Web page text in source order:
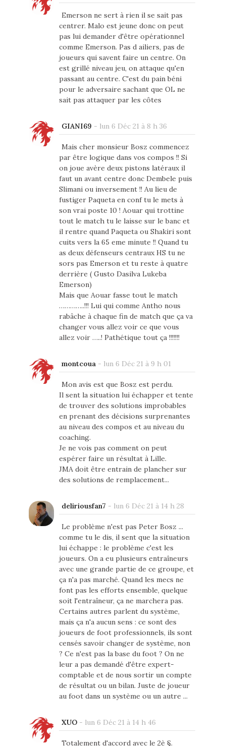
Emerson ne sert à rien il se sait pas
centrer. Malo est jeune donc on peut
pas lui demander d'être opérationnel
comme Emerson. Pas d ailiers, pas de
joueurs qui savent faire un centre. On
est grillé niveau jeu, on attaque qu'en
passant au centre. C'est du pain béni
pour le adversaire sachant que OL ne
sait pas attaquer par les côtes
GIANI69 - lun 6 Déc 21 à 8 h 36
Mais cher monsieur Bosz commencez
par être logique dans vos compos !! Si
on joue avère deux pistons latéraux il
faut un avant centre donc Dembele puis
Slimani ou inversement !! Au lieu de
fustiger Paqueta en conf tu le mets à
son vrai poste 10 ! Aouar qui trottine
tout le match tu le laisse sur le banc et
il rentre quand Paqueta ou Shakiri sont
cuits vers la 65 eme minute !! Quand tu
as deux défenseurs centraux HS tu ne
sors pas Emerson et tu reste à quatre
derrière ( Gusto Dasilva Lukeba
Emerson)
Mais que Aouar fasse tout le match
…………..!!! Lui qui comme Antho nous
rabâche à chaque fin de match que ça va
changer vous allez voir ce que vous
allez voir …..! Pathétique tout ça !!!!!!!
montcoua- lun 6 Déc 21 à 9 h 01
Mon avis est que Bosz est perdu.
Il sent la situation lui échapper et tente
de trouver des solutions improbables
en prenant des décisions surprenantes
au niveau des compos et au niveau du
coaching.
Je ne vois pas comment on peut
espérer faire un résultat à Lille.
JMA doit être entrain de plancher sur
des solutions de remplacement...
deliriousfan7 - lun 6 Déc 21 à 14 h 28
Le problème n'est pas Peter Bosz ...
comme tu le dis, il sent que la situation
lui échappe : le problème c'est les
joueurs. On a eu plusieurs entraîneurs
avec une grande partie de ce groupe, et
ça n'a pas marché. Quand les mecs ne
font pas les efforts ensemble, quelque
soit l'entraîneur, ça ne marchera pas.
Certains autres parlent du système,
mais ça n'a aucun sens : ce sont des
joueurs de foot professionnels, ils sont
censés savoir changer de système, non
? Ce n'est pas la base du foot ? On ne
leur a pas demandé d'être expert-
comptable et de nous sortir un compte
de résultat ou un bilan. Juste de joueur
au foot dans un système ou un autre ...
XUO- lun 6 Déc 21 à 14 h 46
Totalement d'accord avec le 2è §.